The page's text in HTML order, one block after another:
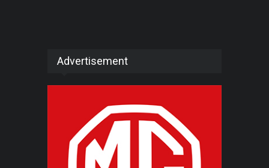
Advertisement